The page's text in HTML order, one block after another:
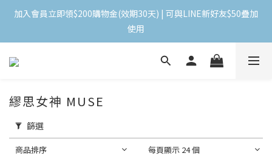
加入會員立即領$200購物金(效期30天) | 可與LINE新好友$50疊加
使用
加入會員立即領$200購物金(效期30天) | 可與LINE新好友$50疊加
使用
＼ 全館滿千贈千點 ／ 回饋無上限，效期60天！
登入領取 < 本月免運券與折價券 >
加入會員立即領$200購物金(效期30天) | 可與LINE新好友$50疊加
繆思女神 MUSE
篩選
商品排序 每頁顯示 24 個